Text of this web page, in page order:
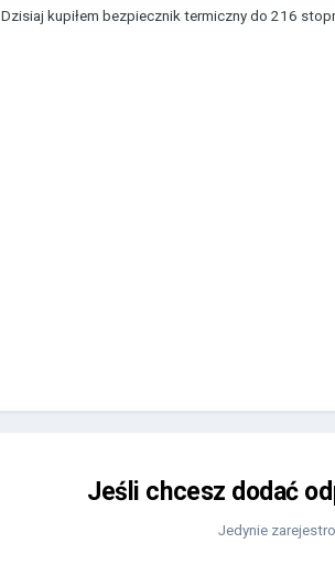
Dzisiaj kupiłem bezpiecznik termiczny do 216
Jeśli chcesz dodać
Jedynie